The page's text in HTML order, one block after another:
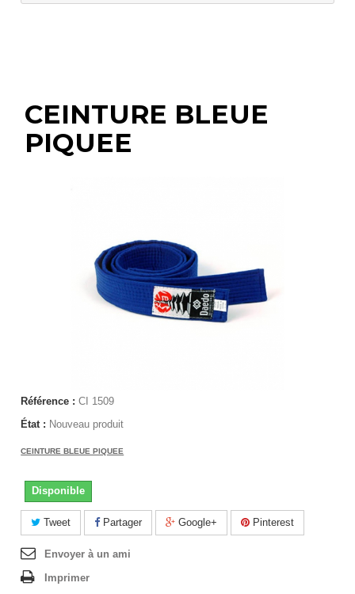
CEINTURE BLEUE
PIQUEE
Référence : CI 1509
État : Nouveau produit
CEINTURE BLEUE PIQUEE
Disponible
Tweet Partager Google+ Pinterest
Envoyer à un ami
Imprimer